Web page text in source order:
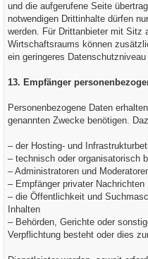
und die aufgerufene Seite
notwendigen Drittinhalte dürfen
werden. Für Drittanbieter mit Sitz
Wirtschaftsraums können
ein geringeres
13. Empfänger
Personenbezogene Daten
genannten Zwecke benötigen.
– der Hosting- und
– technisch oder organisatorisch
– Administratoren und
– Empfänger privater Nachrichten
– die Öffentlichkeit und
Inhalten
– Behörden, Gerichte oder
Verpflichtung besteht oder dies